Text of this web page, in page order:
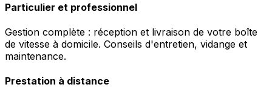
Particulier et professionnel
Gestion complète : réception et livraison de votre boîte
de vitesse à domicile. Conseils d'entretien, vidange et
maintenance.
Prestation à distance